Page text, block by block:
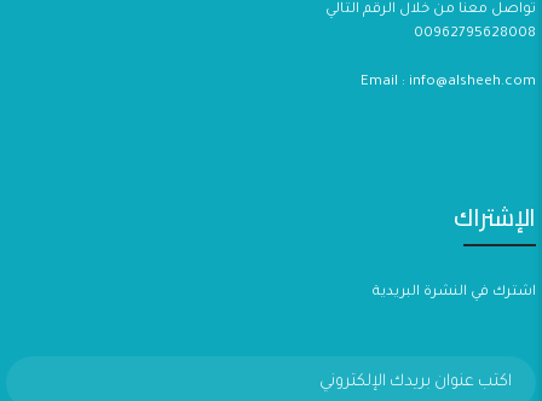
تواصل معنا من خلال الرقم التالي
00962795628008
Email : info@alsheeh.com
الإشتراك
اشترك في النشرة البريدية